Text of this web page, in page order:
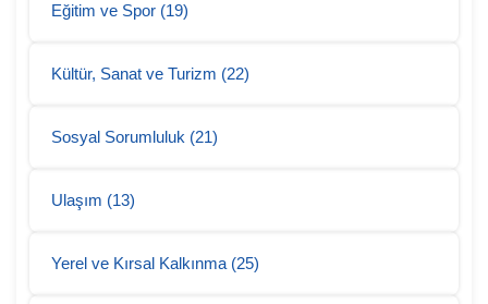
Eğitim ve Spor (19)
Kültür, Sanat ve Turizm (22)
Sosyal Sorumluluk (21)
Ulaşım (13)
Yerel ve Kırsal Kalkınma (25)